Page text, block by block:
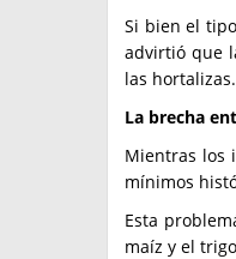
Si bien el
advirtió que
las hortalizas.
La brecha
Mientras los
mínimos
Esta
maíz y el